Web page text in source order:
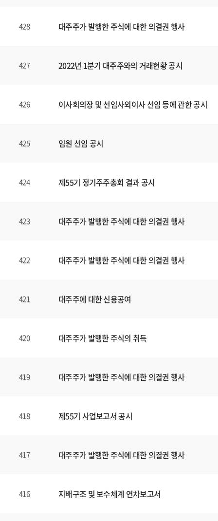
428 대주주가 발행한 주식에 대한 의결권 행사
427 2022년 1분기 대주주와의 거래현황 공시
426 이사회의장 및 선임사외이사 선임 등에 관한 공시
425 임원 선임 공시
424 제55기 정기주주총회 결과 공시
423 대주주가 발행한 주식에 대한 의결권 행사
422 대주주가 발행한 주식에 대한 의결권 행사
421 대주주에 대한 신용공여
420 대주주가 발행한 주식의 취득
419 대주주가 발행한 주식에 대한 의결권 행사
418 제55기 사업보고서 공시
417 대주주가 발행한 주식에 대한 의결권 행사
416 지배구조 및 보수체계 연차보고서